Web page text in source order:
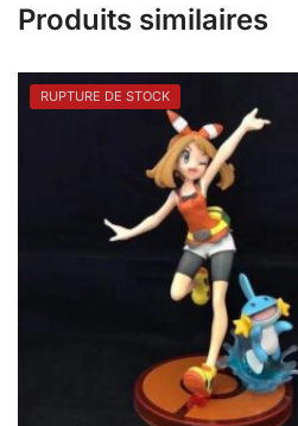
Produits similaires
RUPTURE DE STOCK